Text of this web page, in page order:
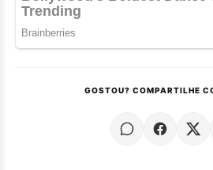
GOSTOU? COMPARTILHE